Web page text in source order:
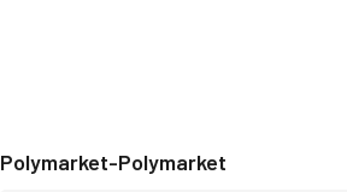
Polymarket-Polymarket